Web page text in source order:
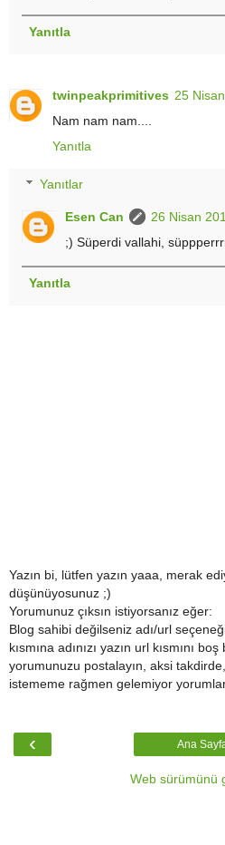
Yanıtla
twinpeakprimitives 25
Nam nam nam....
Yanıtla
Yanıtlar
Esen Can
26 Nisan
;) Süperdi vallahi,
Yanıtla
Yazın bi, lütfen yazın yaaa, merak
düşünüyosunuz ;)
Yorumunuz çıksın istiyorsanız eğer:
Blog sahibi değilseniz adı/url
kısmına adınızı yazın url kısmını boş
yorumunuzu postalayın, aksi
istememe rağmen gelemiyor
‹ Ana
Web sürümünü